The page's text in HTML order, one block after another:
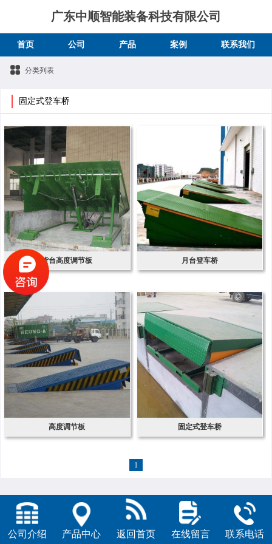
广东中顺智能装备科技有限公司
首页 公司 产品 案例 联系我们
分类列表
固定式登车桥
货台高度调节板 月台登车桥
高度调节板 固定式登车桥
1
公司介绍 产品中心 返回首页 在线留言 联系电话